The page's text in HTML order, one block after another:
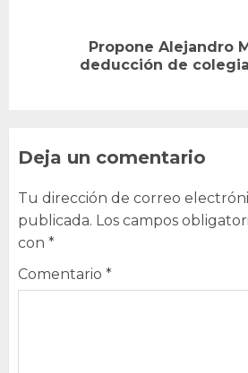
Propone Alejandro
deducción de
Deja un comentario
Tu dirección de correo
publicada. Los campos
con *
Comentario *